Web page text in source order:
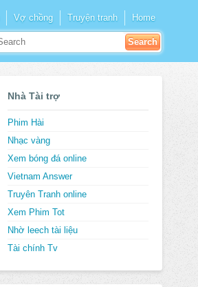
Vợ chồng Truyện tranh Home
Nhà Tài trợ
Phim Hài
Nhạc vàng
Xem bóng đá online
Vietnam Answer
Truyên Tranh online
Xem Phim Tot
Nhờ leech tài liệu
Tài chính Tv